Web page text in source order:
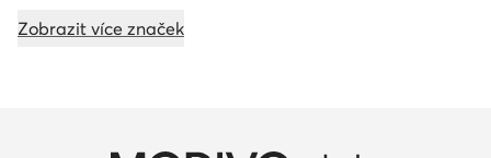
Zobrazit více značek